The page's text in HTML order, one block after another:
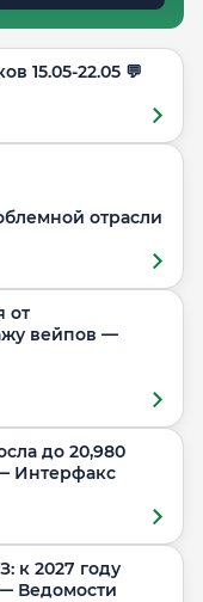
15.05-22.05 💬
отрасли
от
вейпов —
до 20,980
трлн руб., +125,1 млрд за неделю — Интерфакс
к 2027 году
планируется выход на прибыль — Ведомости